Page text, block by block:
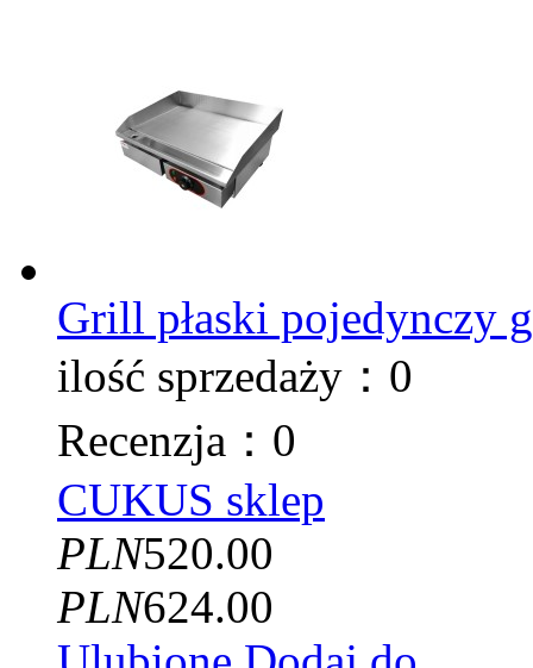
Grill płaski pojedynczy
ilość sprzedaży：0
Recenzja：0
CUKUS sklep
PLN520.00
PLN624.00